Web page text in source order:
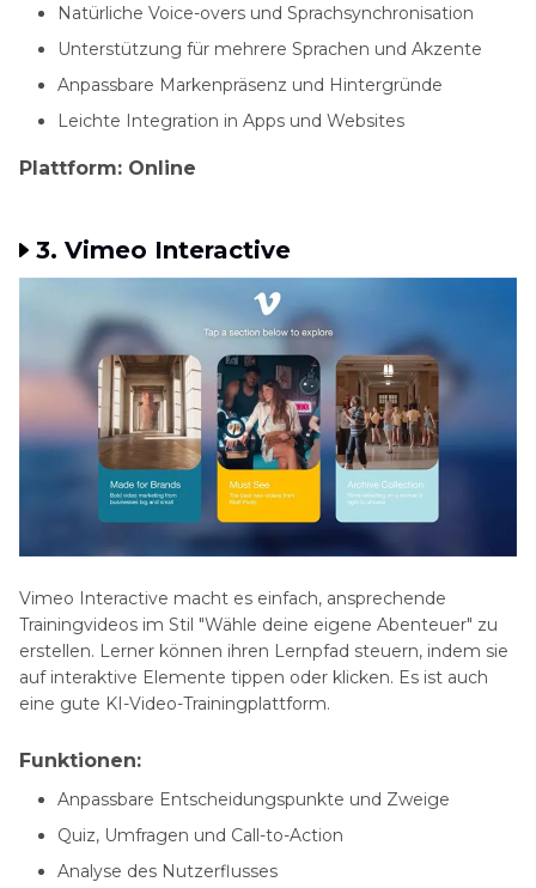
Natürliche Voice-overs und Sprachsynchronisation
Unterstützung für mehrere Sprachen und Akzente
Anpassbare Markenpräsenz und Hintergründe
Leichte Integration in Apps und Websites
Plattform: Online
3. Vimeo Interactive
Vimeo Interactive macht es einfach, ansprechende
Trainingvideos im Stil "Wähle deine eigene Abenteuer" zu
erstellen. Lerner können ihren Lernpfad steuern, indem sie
auf interaktive Elemente tippen oder klicken. Es ist auch
eine gute KI-Video-Trainingplattform.
Funktionen:
Anpassbare Entscheidungspunkte und Zweige
Quiz, Umfragen und Call-to-Action
Analyse des Nutzerflusses